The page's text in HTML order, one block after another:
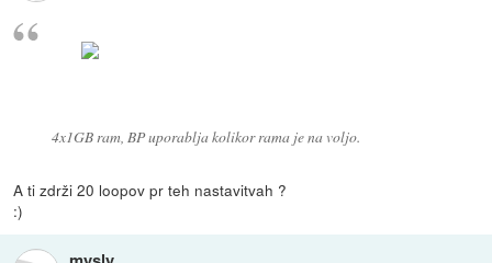
4x1GB ram, BP uporablja kolikor rama je na voljo.
A ti zdrži 20 loopov pr teh nastavitvah ?
:)